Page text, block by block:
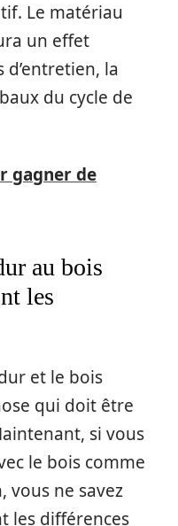
Le matériau
un effet
la
du cycle de
gagner de
au bois
les
et le bois
qui doit être
si vous
le bois comme
vous ne savez
les différences